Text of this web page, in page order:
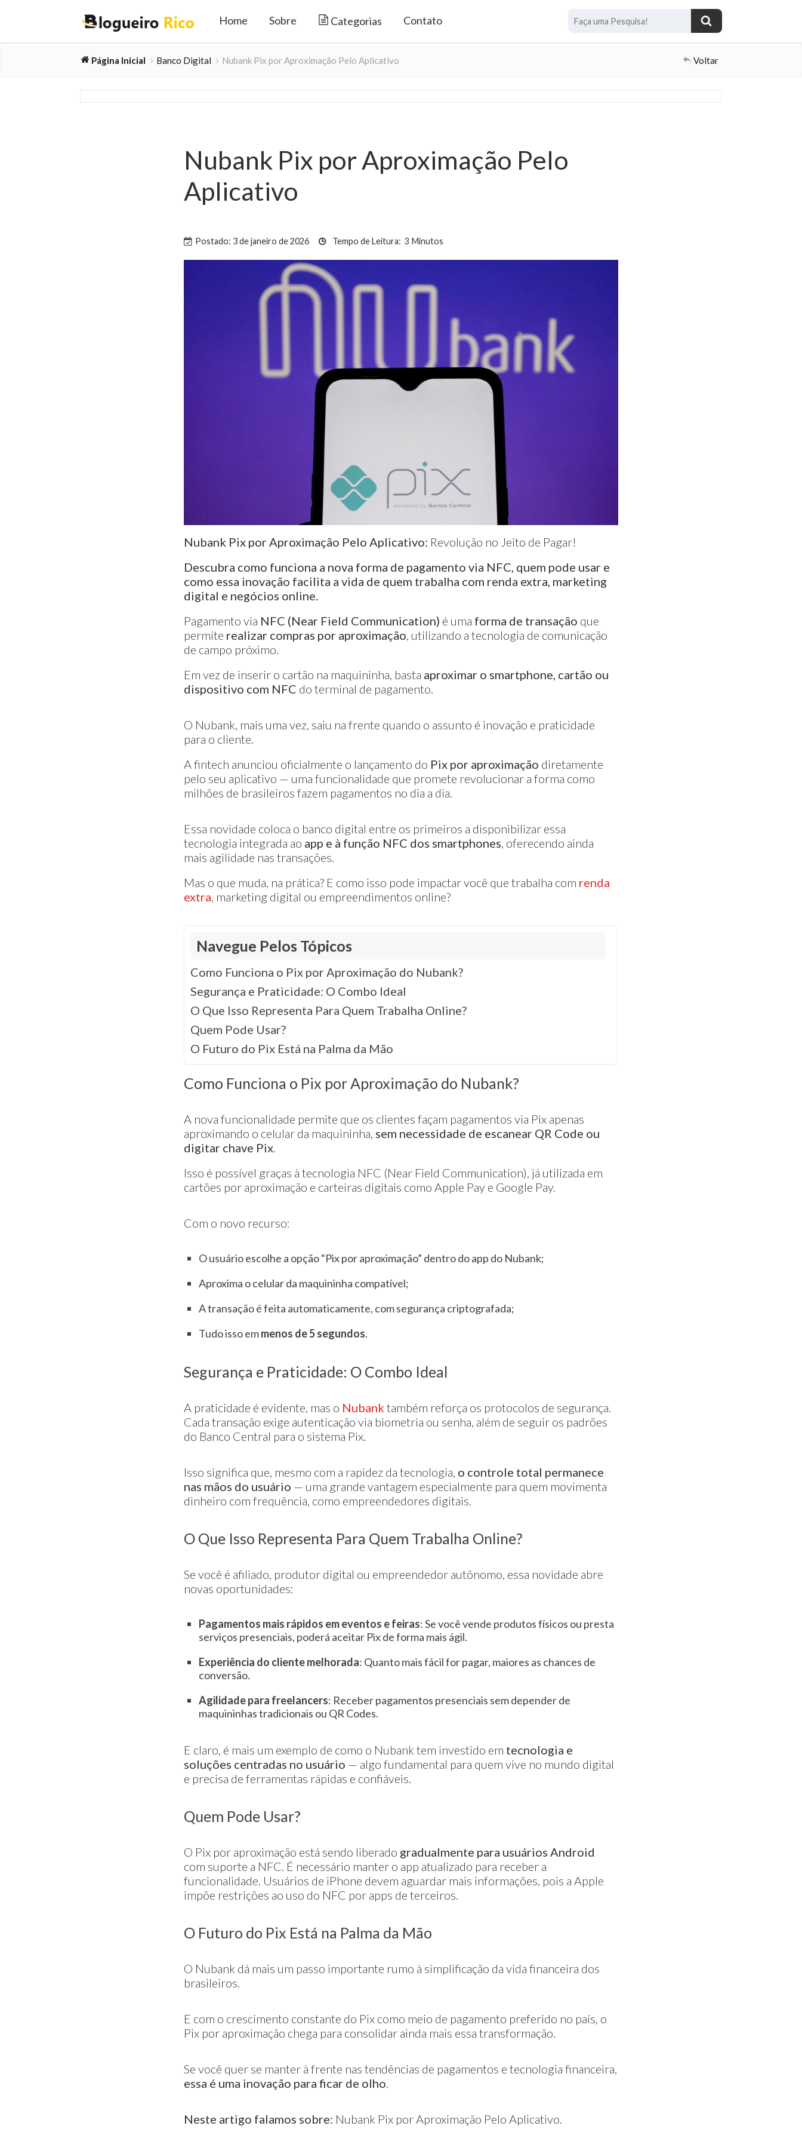
Home Sobre Categorias Contato
Página Inicial Banco Digital Nubank Pix por Aproximação Pelo Aplicativo Voltar
Nubank Pix por Aproximação Pelo
Aplicativo
Postado: 3 de janeiro de 2026 Tempo de Leitura: 3 Minutos
Nubank Pix por Aproximação Pelo Aplicativo: Revolução no Jeito de Pagar!
Descubra como funciona a nova forma de pagamento via NFC, quem pode usar e
como essa inovação facilita a vida de quem trabalha com renda extra, marketing
digital e negócios online.
Pagamento via NFC (Near Field Communication) é uma forma de transação que
permite realizar compras por aproximação, utilizando a tecnologia de comunicação
de campo próximo.
Em vez de inserir o cartão na maquininha, basta aproximar o smartphone, cartão ou
dispositivo com NFC do terminal de pagamento.
O Nubank, mais uma vez, saiu na frente quando o assunto é inovação e praticidade
para o cliente.
A fintech anunciou oficialmente o lançamento do Pix por aproximação diretamente
pelo seu aplicativo — uma funcionalidade que promete revolucionar a forma como
milhões de brasileiros fazem pagamentos no dia a dia.
Essa novidade coloca o banco digital entre os primeiros a disponibilizar essa
tecnologia integrada ao app e à função NFC dos smartphones, oferecendo ainda
mais agilidade nas transações.
Mas o que muda, na prática? E como isso pode impactar você que trabalha com renda
extra, marketing digital ou empreendimentos online?
Navegue Pelos Tópicos
Como Funciona o Pix por Aproximação do Nubank?
Segurança e Praticidade: O Combo Ideal
O Que Isso Representa Para Quem Trabalha Online?
Quem Pode Usar?
O Futuro do Pix Está na Palma da Mão
Como Funciona o Pix por Aproximação do Nubank?
A nova funcionalidade permite que os clientes façam pagamentos via Pix apenas
aproximando o celular da maquininha, sem necessidade de escanear QR Code ou
digitar chave Pix.
Isso é possível graças à tecnologia NFC (Near Field Communication), já utilizada em
cartões por aproximação e carteiras digitais como Apple Pay e Google Pay.
Com o novo recurso:
O usuário escolhe a opção “Pix por aproximação” dentro do app do Nubank;
Aproxima o celular da maquininha compatível;
A transação é feita automaticamente, com segurança criptografada;
Tudo isso emmenos de 5 segundos.
Segurança e Praticidade: O Combo Ideal
A praticidade é evidente, mas o Nubank também reforça os protocolos de segurança.
Cada transação exige autenticação via biometria ou senha, além de seguir os padrões
do Banco Central para o sistema Pix.
Isso significa que, mesmo com a rapidez da tecnologia, o controle total permanece
nas mãos do usuário — uma grande vantagem especialmente para quem movimenta
dinheiro com frequência, como empreendedores digitais.
O Que Isso Representa Para Quem Trabalha Online?
Se você é afiliado, produtor digital ou empreendedor autônomo, essa novidade abre
novas oportunidades:
Pagamentos mais rápidos em eventos e feiras: Se você vende produtos físicos ou presta
serviços presenciais, poderá aceitar Pix de forma mais ágil.
Experiência do cliente melhorada: Quanto mais fácil for pagar, maiores as chances de
conversão.
Agilidade para freelancers: Receber pagamentos presenciais sem depender de
maquininhas tradicionais ou QR Codes.
E claro, é mais um exemplo de como o Nubank tem investido em tecnologia e
soluções centradas no usuário — algo fundamental para quem vive no mundo digital
e precisa de ferramentas rápidas e confiáveis.
Quem Pode Usar?
O Pix por aproximação está sendo liberado gradualmente para usuários Android
com suporte a NFC. É necessário manter o app atualizado para receber a
funcionalidade. Usuários de iPhone devem aguardar mais informações, pois a Apple
impõe restrições ao uso do NFC por apps de terceiros.
O Futuro do Pix Está na Palma da Mão
O Nubank dá mais um passo importante rumo à simplificação da vida financeira dos
brasileiros.
E com o crescimento constante do Pix como meio de pagamento preferido no país, o
Pix por aproximação chega para consolidar ainda mais essa transformação.
Se você quer se manter à frente nas tendências de pagamentos e tecnologia financeira,
essa é uma inovação para ficar de olho.
Neste artigo falamos sobre: Nubank Pix por Aproximação Pelo Aplicativo.